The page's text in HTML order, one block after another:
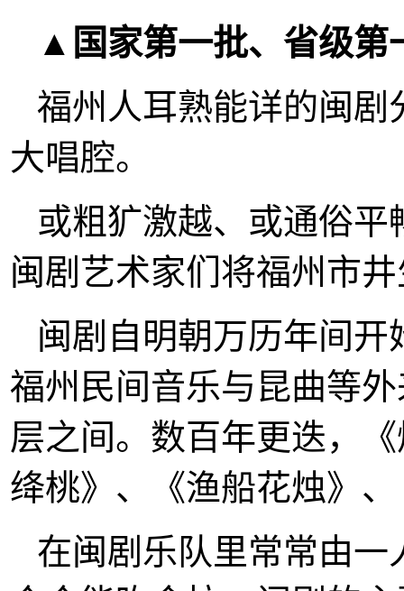
▲国家第一批、省级第
福州人耳熟能详的闽
大唱腔。
或粗犷激越、或通俗
闽剧艺术家们将福州市
闽剧自明朝万历年间
福州民间音乐与昆曲等
层之间。数百年更迭，
绛桃》、《渔船花烛》
在闽剧乐队里常常由